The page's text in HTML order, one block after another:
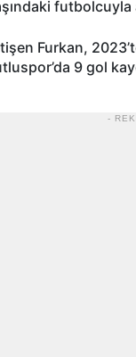
Furkan,
9 gol
-